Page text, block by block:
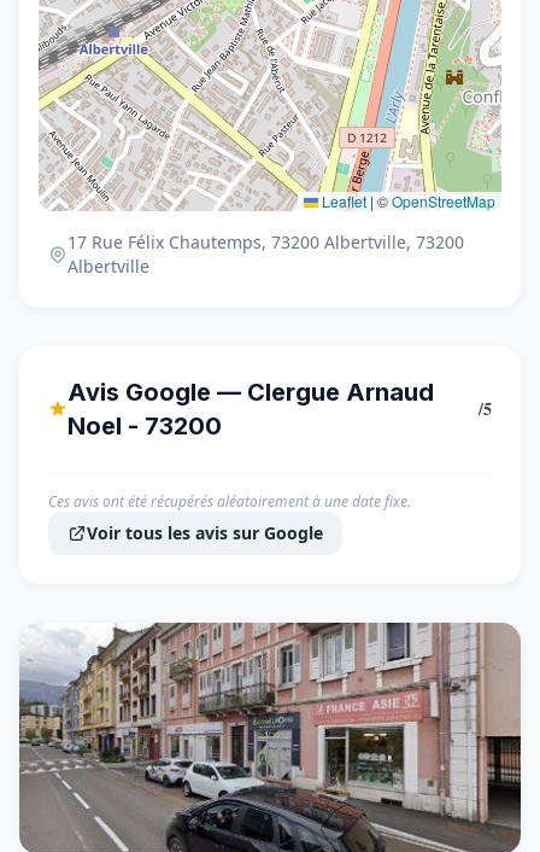
Leaflet | ©OpenStreetMap
17 Rue Félix Chautemps, 73200 Albertville, 73200
Albertville
Avis Google — Clergue Arnaud
Noel - 73200
/5
Ces avis ont été récupérés aléatoirement à une date fixe.
Voir tous les avis sur Google